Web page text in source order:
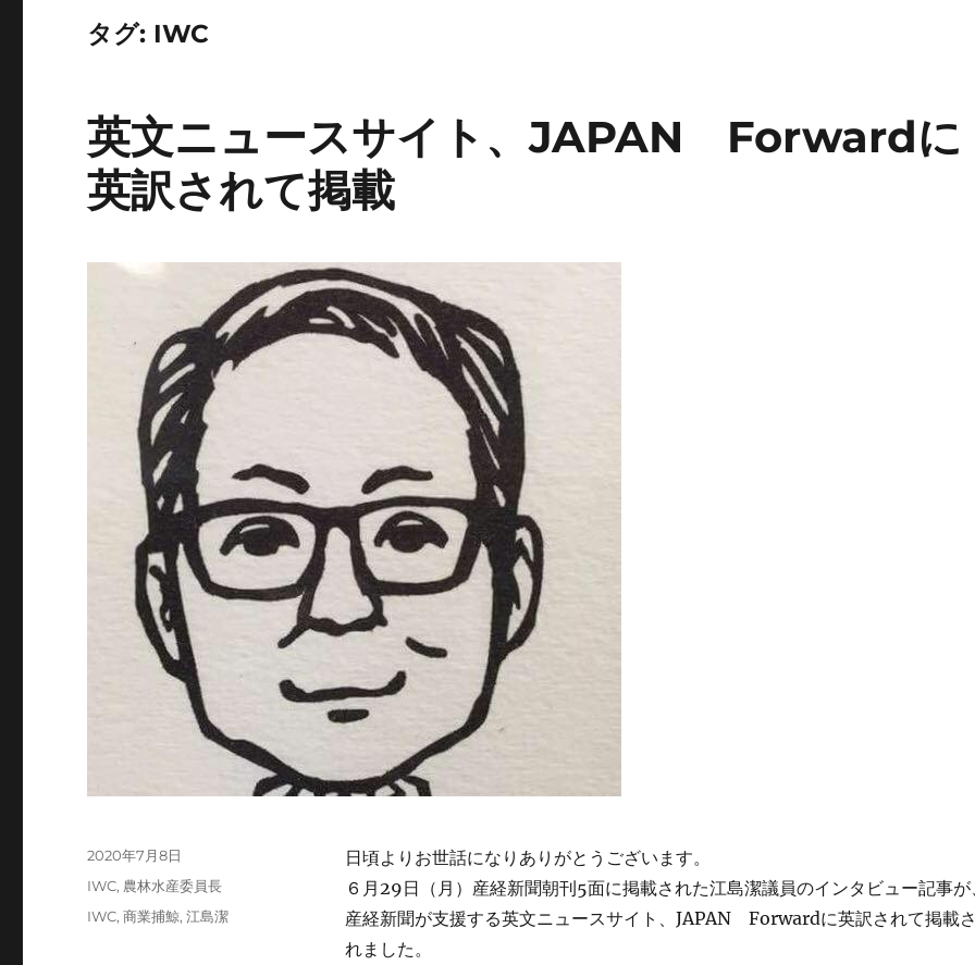
タグ: IWC
英文ニュースサイト、JAPAN Forwardに
英訳されて掲載
日頃よりお世話になりありがとうございます。
６月29日（月）産経新聞朝刊5面に掲載された江島潔議員のインタビュー記事が
産経新聞が支援する英文ニュースサイト、JAPAN Forwardに英訳されて掲載
れました。
投
2020年7月8日
カ
IWC, 農林水産委員長
タ
IWC,商業捕鯨,江島潔